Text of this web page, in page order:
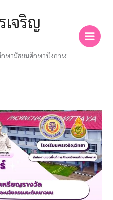
เจริญ
ษามัธยมศึกษาบึงกาฬ